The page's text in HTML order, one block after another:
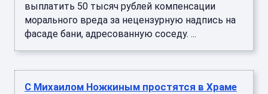
выплатить 50 тысяч рублей компенсации
морального вреда за нецензурную надпись на
фасаде бани, адресованную соседу. ...
С Михаилом Ножкиным простятся в Храме